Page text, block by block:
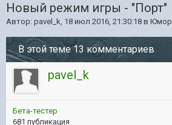
Новый режим игры - "Порт"
Автор: pavel_k, 18 июл 2016, 21:30:18 в Юмор
В этой теме 13 комментариев
pavel_k
Бета-тестер
681 публикация